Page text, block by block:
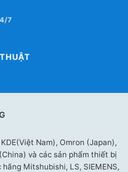
7
Nam), Omron (Japan),
và các sản phẩm thiết bị
Mitshubishi, LS, SIEMENS,